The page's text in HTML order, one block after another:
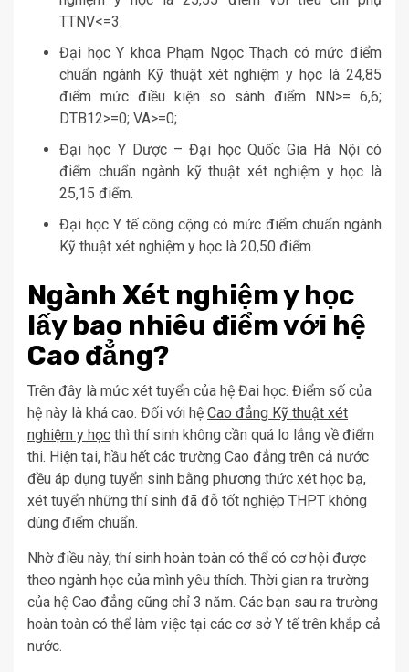
TTNV<=3.
Đại học Y khoa Phạm Ngọc Thạch có mức điểm
chuẩn ngành Kỹ thuật xét nghiệm y học là 24,85
điểm mức điều kiện so sánh điểm NN>= 6,6;
DTB12>=0; VA>=0;
Đại học Y Dược – Đại học Quốc Gia Hà Nội có
điểm chuẩn ngành kỹ thuật xét nghiệm y học là
25,15 điểm.
Đại học Y tế công cộng có mức điểm chuẩn ngành
Kỹ thuật xét nghiệm y học là 20,50 điểm.
Ngành Xét nghiệm y học
lấy bao nhiêu điểm với hệ
Cao đẳng?
Trên đây là mức xét tuyển của hệ Đai học. Điểm số của
hệ này là khá cao. Đối với hệ Cao đẳng Kỹ thuật xét
nghiệm y học thì thí sinh không cần quá lo lắng về điểm
thi. Hiện tại, hầu hết các trường Cao đẳng trên cả nước
đều áp dụng tuyển sinh bằng phương thức xét học bạ,
xét tuyển những thí sinh đã đỗ tốt nghiệp THPT không
dùng điểm chuẩn.
Nhờ điều này, thí sinh hoàn toàn có thể có cơ hội được
theo ngành học của mình yêu thích. Thời gian ra trường
của hệ Cao đẳng cũng chỉ 3 năm. Các bạn sau ra trường
hoàn toàn có thể làm việc tại các cơ sở Y tế trên khắp cả
nước.